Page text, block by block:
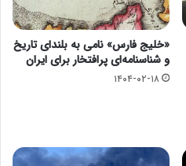
«خلیج فارس» نامی به بلندای تاریخ
و شناسنامه‌ای پرافتخار برای ایران
۱۴۰۴-۰۲-۱۸